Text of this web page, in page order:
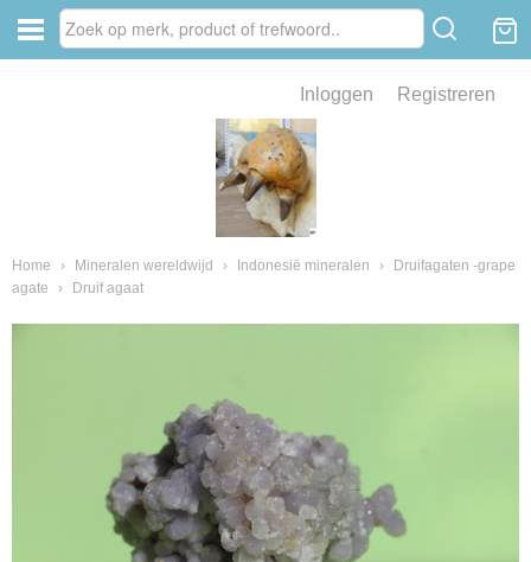
Inloggen Registreren
Home › Mineralen wereldwijd › Indonesië mineralen ›
Druifagaten -grape
agate
› Druif agaat
van fossielen en mineralen